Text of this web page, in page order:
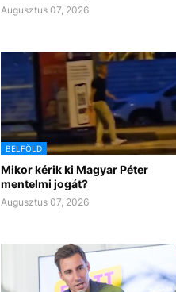
Augusztus 07, 2026
BELFÖLD
Mikor kérik ki Magyar Péter
mentelmi jogát?
Augusztus 07, 2026